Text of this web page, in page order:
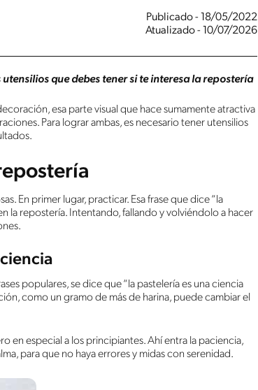
Publicado - 18/05/2022
Atualizado - 10/07/2026
que debes tener si te interesa la repostería
esa parte visual que hace sumamente atractiva
Para lograr ambas, es necesario tener utensilios
En primer lugar, practicar. Esa frase que dice “la
la repostería. Intentando, fallando y volviéndolo a hacer
populares, se dice que “la pastelería es una ciencia
como un gramo de más de harina, puede cambiar el
en especial a los principiantes. Ahí entra la paciencia,
para que no haya errores y midas con serenidad.